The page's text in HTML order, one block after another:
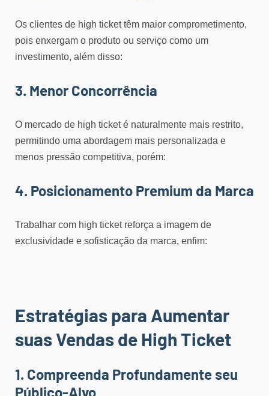
Os clientes de high ticket têm maior comprometimento,
pois enxergam o produto ou serviço como um
investimento, além disso:
3. Menor Concorrência
O mercado de high ticket é naturalmente mais restrito,
permitindo uma abordagem mais personalizada e
menos pressão competitiva, porém:
4. Posicionamento Premium da Marca
Trabalhar com high ticket reforça a imagem de
exclusividade e sofisticação da marca, enfim:
Estratégias para Aumentar
suas Vendas de High Ticket
1. Compreenda Profundamente seu
Público-Alvo